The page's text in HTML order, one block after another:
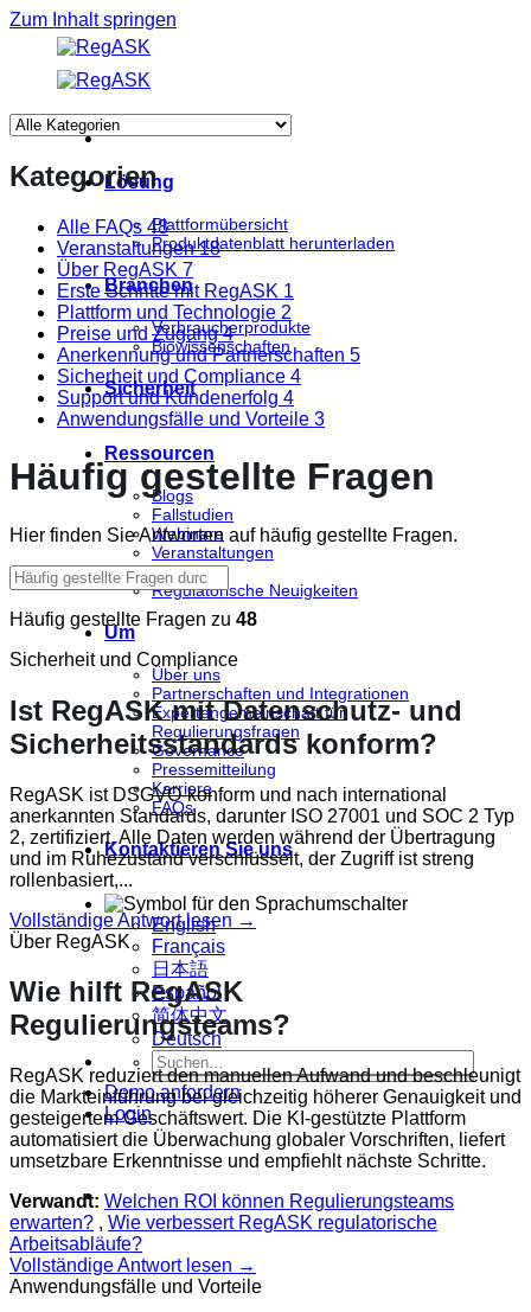
Zum Inhalt springen
Lösung
Plattformübersicht
Produktdatenblatt herunterladen
Branchen
Verbraucherprodukte
Biowissenschaften
Sicherheit
Ressourcen
Blogs
Fallstudien
Webinare
Veranstaltungen
Berichte
Regulatorische Neuigkeiten
Um
Über uns
Partnerschaften und Integrationen
Expertengemeinschaft für
Regulierungsfragen
Governance
Pressemitteilung
Karriere
FAQs
Kontaktieren Sie uns
English
Français
日本語
Español
简体中文
Deutsch
Demo anfordern
Login
Kategorien
Alle FAQs 48
Veranstaltungen 18
Über RegASK 7
Erste Schritte mit RegASK 1
Plattform und Technologie 2
Preise und Zugang 4
Anerkennung und Partnerschaften 5
Sicherheit und Compliance 4
Support und Kundenerfolg 4
Anwendungsfälle und Vorteile 3
Häufig gestellte Fragen
Hier finden Sie Antworten auf häufig gestellte Fragen.
Häufig gestellte Fragen zu 48
Sicherheit und Compliance
Ist RegASK mit Datenschutz- und
Sicherheitsstandards konform?
RegASK ist DSGVO-konform und nach international
anerkannten Standards, darunter ISO 27001 und SOC 2 Typ
2, zertifiziert. Alle Daten werden während der Übertragung
und im Ruhezustand verschlüsselt, der Zugriff ist streng
rollenbasiert,...
Vollständige Antwort lesen →
Über RegASK
Wie hilft RegASK
Regulierungsteams?
RegASK reduziert den manuellen Aufwand und beschleunigt
die Markteinführung bei gleichzeitig höherer Genauigkeit und
gesteigertem Geschäftswert. Die KI-gestützte Plattform
automatisiert die Überwachung globaler Vorschriften, liefert
umsetzbare Erkenntnisse und empfiehlt nächste Schritte.
Verwandt: Welchen ROI können Regulierungsteams
erwarten? , Wie verbessert RegASK regulatorische
Arbeitsabläufe?
Vollständige Antwort lesen →
Anwendungsfälle und Vorteile